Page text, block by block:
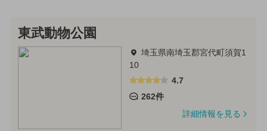
東武動物公園
埼玉県南埼玉郡宮代町須賀1
10
4.7
262件
詳細情報を見る